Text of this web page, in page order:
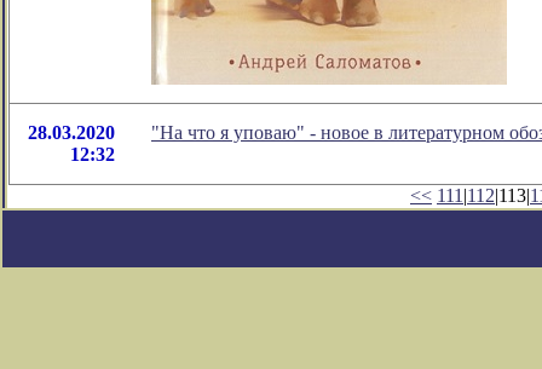
28.03.2020
12:32
"На что я уповаю" - новое в литературном
<< 111 |112|113|